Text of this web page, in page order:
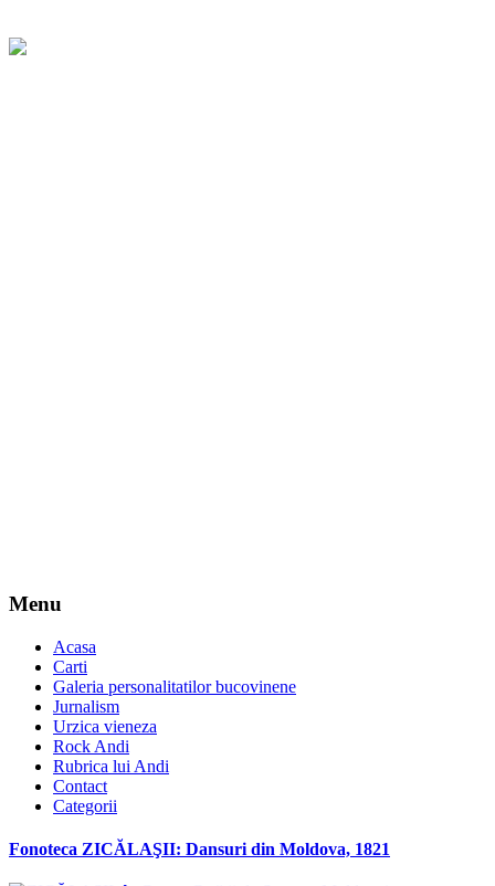
Menu
Acasa
Carti
Galeria personalitatilor bucovinene
Jurnalism
Urzica vieneza
Rock Andi
Rubrica lui Andi
Contact
Categorii
Fonoteca ZICĂLAŞII: Dansuri din Moldova, 1821